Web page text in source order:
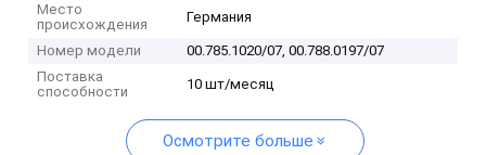
Место
происхождения
Германия
Номер модели
00.785.1020/07, 00.788.0197/07
Поставка
способности
10 шт/месяц
Осмотрите больше